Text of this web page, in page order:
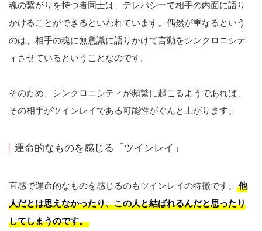
魂の繋がりを持つ者同士は、テレパシーで相手の内面に語り
かけることができるといわれています。偶然が重なるという
のは、相手の魂に無意識に語りかけて言動をシンクロニシテ
ィさせているということなのです。
そのため、シンクロニシティが頻繁に起こるようであれば、
その相手がツインレイである可能性がぐんと上がります。
運命的なものを感じる「ツインレイ」
直感で運命的なものを感じるのもツインレイの特徴です。
他
人だとは思えなかったり、この人と結ばれるんだと思ったり
してしまうのです。